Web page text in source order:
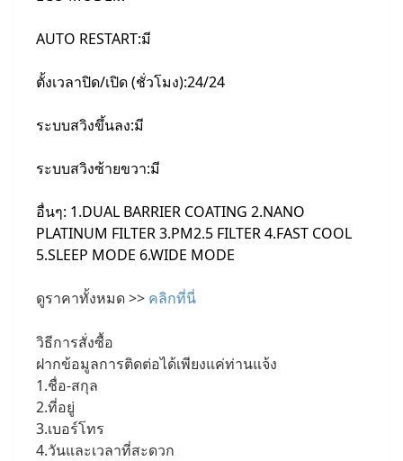
AUTO RESTART:มี
ตั้งเวลาปิด/เปิด (ชั่วโมง):24/24
ระบบสวิงขึ้นลง:มี
ระบบสวิงซ้ายขวา:มี
อื่นๆ: 1.DUAL BARRIER COATING 2.NANO
PLATINUM FILTER 3.PM2.5 FILTER 4.FAST COOL
5.SLEEP MODE 6.WIDE MODE
ดูราคาทั้งหมด >> คลิกที่นี่
วิธีการสั่งซื้อ
ฝากข้อมูลการติดต่อได้เพียงแค่ท่านแจ้ง
1.ชื่อ-สกุล
2.ที่อยู่
3.เบอร์โทร
4.วันและเวลาที่สะดวก